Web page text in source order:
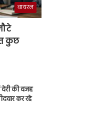
वायरल
कुछ
की वजह
कर रहे